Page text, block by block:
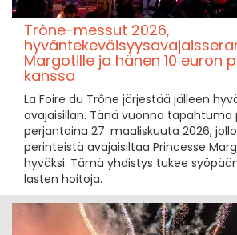
Trône-messut 2026,
Margotille ja hänen 10 euron
kanssa
La Foire du Trône järjestää jälleen
avajaisillan. Tänä vuonna tapahtuma
perjantaina 27. maaliskuuta 2026,
perinteistä avajaisiltaa Princesse
hyväksi. Tämä yhdistys tukee
lasten hoitoja.